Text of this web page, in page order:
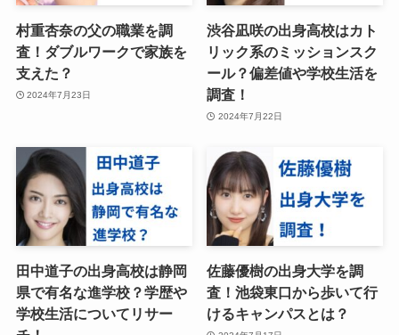
村重杏奈の父の職業を調
査！ダブルワークで家族を
支えた？
2024年7月23日
渋谷凪咲の出身高校はカト
リック系のミッションスク
ール？偏差値や学校生活を
調査！
2024年7月22日
田中道子の出身高校は静岡
県で有名な進学校？学歴や
学校生活についてリサー
佐藤優樹の出身大学を調
査！池袋東口から歩いて行
けるキャンパスとは？